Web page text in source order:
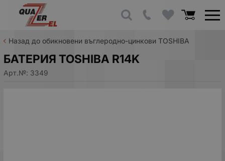
Назад до обикновени въглеродно-цинкови TOSHIBA
БАТЕРИЯ TOSHIBA R14K
Арт.№: 3349